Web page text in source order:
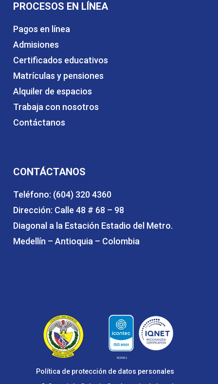
PROCESOS EN LÍNEA
Pagos en línea
Admisiones
Certificados educativos
Matrículas y pensiones
Alquiler de espacios
Trabaja con nosotros
Contáctanos
CONTÁCTANOS
Teléfono: (604) 320 4360
Dirección: Calle 48 # 68 – 98
Diagonal a la Estación Estadio del Metro.
Medellín – Antioquia – Colombia
Política de protección de datos personales